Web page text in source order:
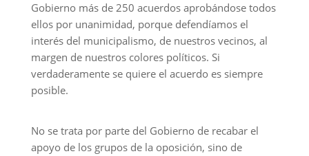
Gobierno más de 250 acuerdos aprobándose todos
ellos por unanimidad, porque defendíamos el
interés del municipalismo, de nuestros vecinos, al
margen de nuestros colores políticos. Si
verdaderamente se quiere el acuerdo es siempre
posible.
No se trata por parte del Gobierno de recabar el
apoyo de los grupos de la oposición, sino de